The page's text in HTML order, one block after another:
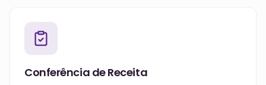
Conferência de Receita